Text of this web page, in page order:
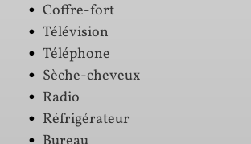
Coffre-fort
Télévision
Téléphone
Sèche-cheveux
Radio
Réfrigérateur